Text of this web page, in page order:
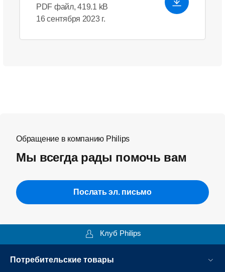
PDF файл, 419.1 kB
16 сентября 2023 г.
Обращение в компанию Philips
Мы всегда рады помочь вам
Послать эл. письмо
Клуб Philips
Потребительские товары